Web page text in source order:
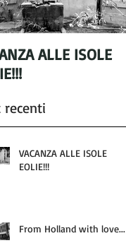
ALLE ISOLE
recenti
VACANZA ALLE ISOLE
EOLIE!!!
From Holland with love...